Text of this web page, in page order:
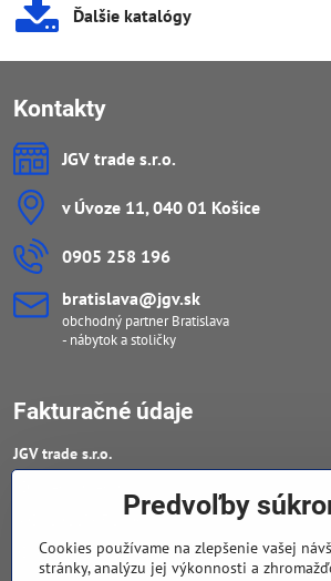
Ďalšie katalógy
Kontakty
JGV trade s​.r​.o​.
v Úvoze 11, 040 01 Košice
0905 258 196
bratislava​@jgv​.sk
obchodný partner Bratislava
- nábytok a stoličky
Fakturačné údaje
JGV trade s​.r​.o​.
DIČ : 20223652906
IČ DPH : SK 2023652906
Predvoľby
Cookies používame na zlepšenie vašej
stránky, analýzu jej výkonnosti a